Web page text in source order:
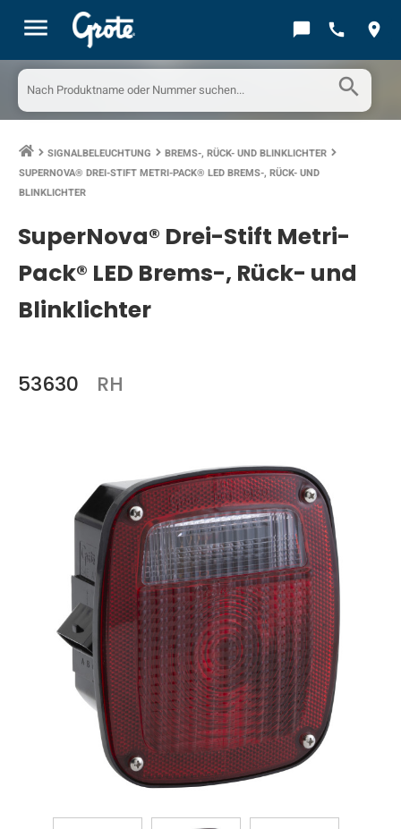
menu chat_bubble call location_on
search
keyboard_arrow_right SIGNALBELEUCHTUNG keyboard_arrow_right BREMS-, RÜCK- UND BLINKLICHTER keyboard_arrow_right
SUPERNOVA® DREI-STIFT METRI-PACK® LED BREMS-, RÜCK- UND
BLINKLICHTER
SuperNova® Drei-Stift Metri-
Pack® LED Brems-, Rück- und
Blinklichter
53630 RH